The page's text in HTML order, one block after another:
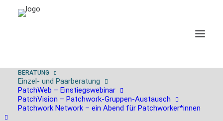
BERATUNG
Einzel- und Paarberatung
PatchWeb – Einstiegswebinar
PatchVision – Patchwork-Gruppen-Austausch
Patchwork Network – ein Abend für Patchworker*innen